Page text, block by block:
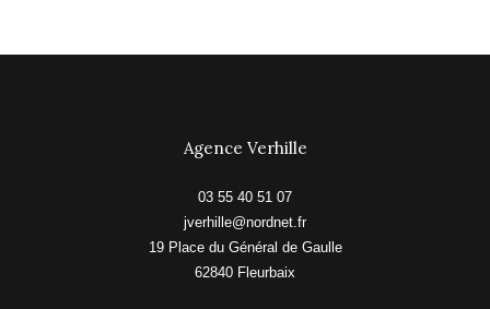
Agence Verhille
03 55 40 51 07
jverhille@nordnet.fr
19 Place du Général de Gaulle
62840
fleurbaix